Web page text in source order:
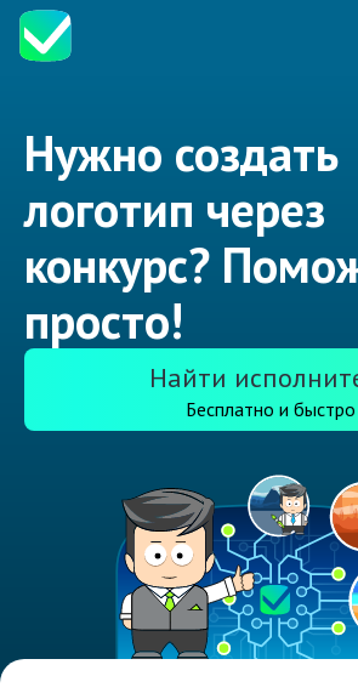
Нужно создать
логотип через
конкурс?
просто!
Найти
Бесплатно и быстро